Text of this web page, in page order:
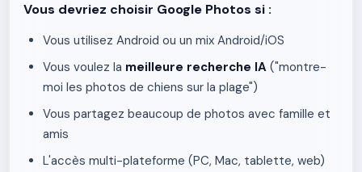
Vous devriez choisir Google Photos si :
Vous utilisez Android ou un mix Android/iOS
Vous voulez la meilleure recherche IA ("montre-
moi les photos de chiens sur la plage")
Vous partagez beaucoup de photos avec famille et
amis
L'accès multi-plateforme (PC, Mac, tablette, web)